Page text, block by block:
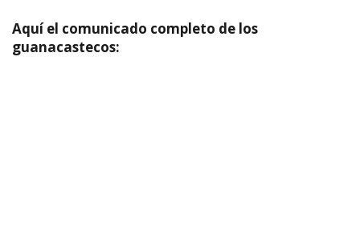
Aquí el comunicado completo de los
guanacastecos: